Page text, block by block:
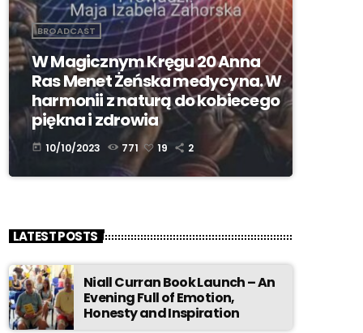
BROADCAST
W Magicznym Kręgu 20 Anna
Ras Menet Żeńska medycyna. W
harmonii z naturą do kobiecego
piękna i zdrowia
today 10/10/2023 771 19 2
LATEST POSTS
Niall Curran Book Launch – An
Evening Full of Emotion,
Honesty and Inspiration